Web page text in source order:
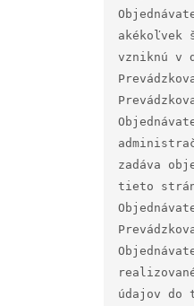
akékoľvek
vzniknú v
zadáva
tieto
údajov do